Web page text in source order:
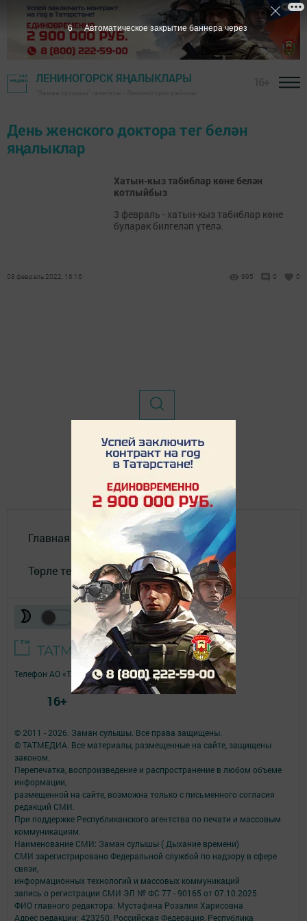
ЛЕНИНОГОРСК ЯҢАЛЫКЛАРЫ
День женского доктора тег белән
яңалыклар
Хатын-кыз табиблар көне белән
котлыйбыз
3 февраль - хатын-кыз табиблар көне
буларак билгеләп үтелә.
03 февраль 2022, 16:16 995 0 0
Главная
Төрле темалар
© 2011 - 2026. Заман сулышы. Все права защищены.
© ТАТМЕДИА. Все материалы, размещенные на сайте, защищены
законом.
Перепечатка, воспроизведение и распространение в любом объеме
информации,
размещенной на сайте, возможна только с письменного согласия
редакций СМИ.
При поддержке Республиканского агентства по печати и массовым
коммуникациям.
Наименование СМИ: Заман сулышы ( Дыхание времени)
СМИ зарегистрировано Федеральной службой по надзору в сфере
связи,
информационных технологий и массовых коммуникаций
запись о регистрации СМИ ЭЛ № ФС 77 - 90165 от 07.10.2025
ФИО главного редактора: Мустафина Розалия Харисовна
Адрес редакции: 423250, Российская Федерация, Республика
Телефон АО «ТАТМЕДИА»:(843) 222 09 84
16+
6 Автоматическое закрытие баннера через